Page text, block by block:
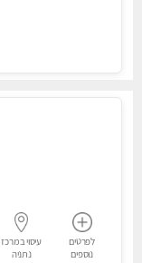
לפרטים
נוספים
עיסוי במרכז
נתניה